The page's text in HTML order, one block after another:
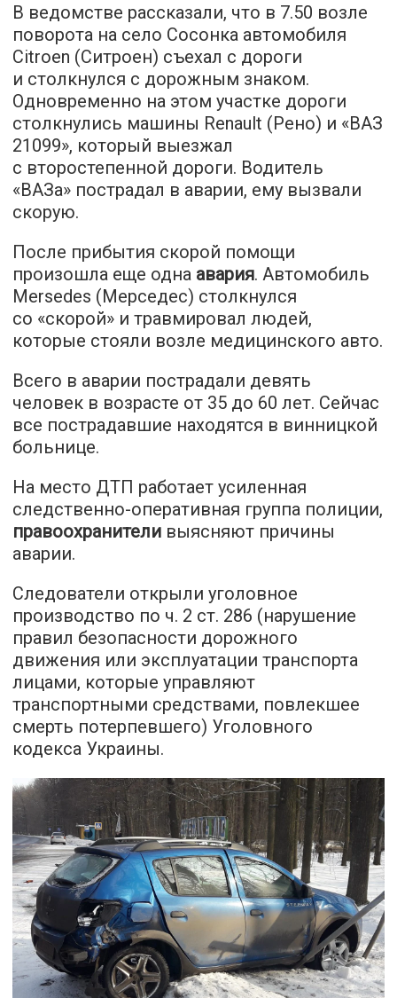
В ведомстве рассказали, что в 7.50 возле
поворота на село Сосонка автомобиля
Citroen (Ситроен) съехал с дороги
и столкнулся с дорожным знаком.
Одновременно на этом участке дороги
столкнулись машины Renault (Рено) и «ВАЗ
21099», который выезжал
с второстепенной дороги. Водитель
«ВАЗа» пострадал в аварии, ему вызвали
скорую.
После прибытия скорой помощи
произошла еще одна авария. Автомобиль
Mersedes (Мерседес) столкнулся
со «скорой» и травмировал людей,
которые стояли возле медицинского авто.
Всего в аварии пострадали девять
человек в возрасте от 35 до 60 лет. Сейчас
все пострадавшие находятся в винницкой
больнице.
На место ДТП работает усиленная
следственно-оперативная группа полиции,
правоохранители выясняют причины
аварии.
Следователи открыли уголовное
производство по ч. 2 ст. 286 (нарушение
правил безопасности дорожного
движения или эксплуатации транспорта
лицами, которые управляют
транспортными средствами, повлекшее
смерть потерпевшего) Уголовного
кодекса Украины.